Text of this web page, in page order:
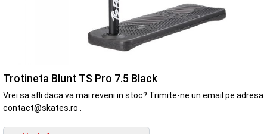
Trotineta Blunt TS Pro 7.5 Black
Vrei sa afli daca va mai reveni in stoc? Trimite-ne un email pe adresa
contact@skates.ro .